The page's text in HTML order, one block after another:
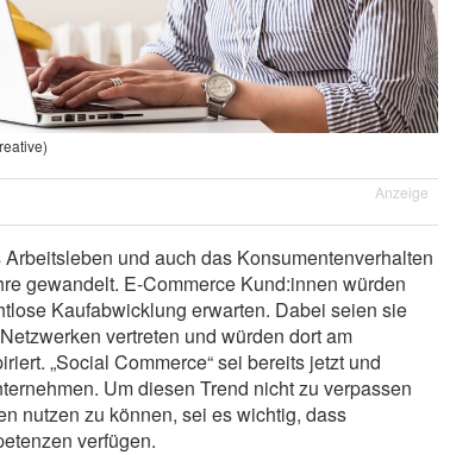
Anzeige
und auch das Konsumentenverhalten
gewandelt. E-Commerce Kund:innen würden
Kaufabwicklung erwarten. Dabei seien sie
vertreten und würden dort am
„Social Commerce“ sei bereits jetzt und
Um diesen Trend nicht zu verpassen
nutzen zu können, sei es wichtig, dass
verfügen.